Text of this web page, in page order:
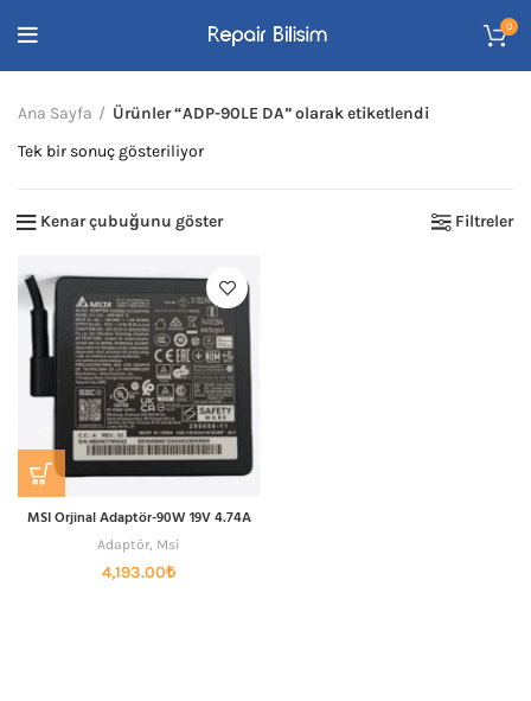
0
Ana Sayfa
Ürünler “ADP-90LE DA” olarak etiketlendi
Tek bir sonuç gösteriliyor
Kenar çubuğunu göster Filtreler
MSI Orjinal Adaptör-90W 19V 4.74A
Adaptör, Msi
4,193.00₺